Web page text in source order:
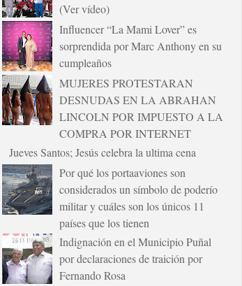
(Ver vídeo)
Influencer “La Mami Lover” es
sorprendida por Marc Anthony en su
cumpleaños
MUJERES PROTESTARAN
DESNUDAS EN LA ABRAHAN
LINCOLN POR IMPUESTO A LA
COMPRA POR INTERNET
Jueves Santos; Jesús celebra la ultima cena
Por qué los portaaviones son
considerados un símbolo de poderío
militar y cuáles son los únicos 11
países que los tienen
Indignación en el Municipio Puñal
por declaraciones de traición por
Fernando Rosa